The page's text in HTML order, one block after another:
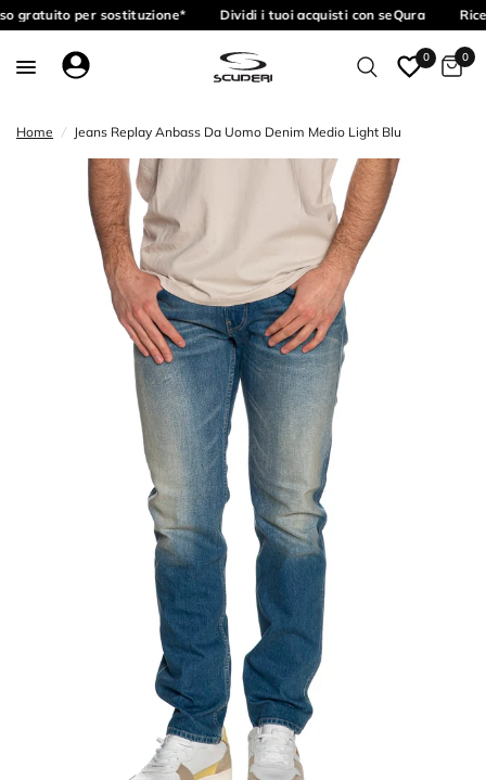
gratuito per sostituzione* Dividi i tuoi acquisti con seQura
0 0
Home / Jeans Replay Anbass Da Uomo Denim Medio Light Blu